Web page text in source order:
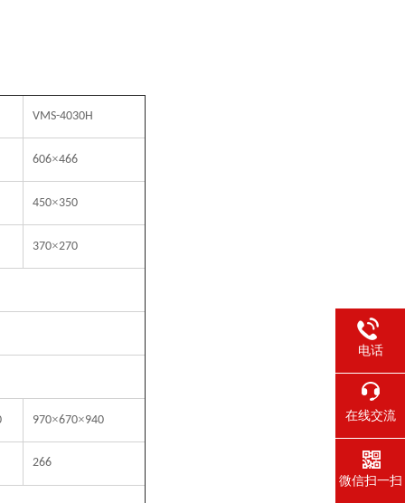
VMS-4030H
606×466
450×350
370×270
970×670×940
266
电话
在线交流
微信扫一扫